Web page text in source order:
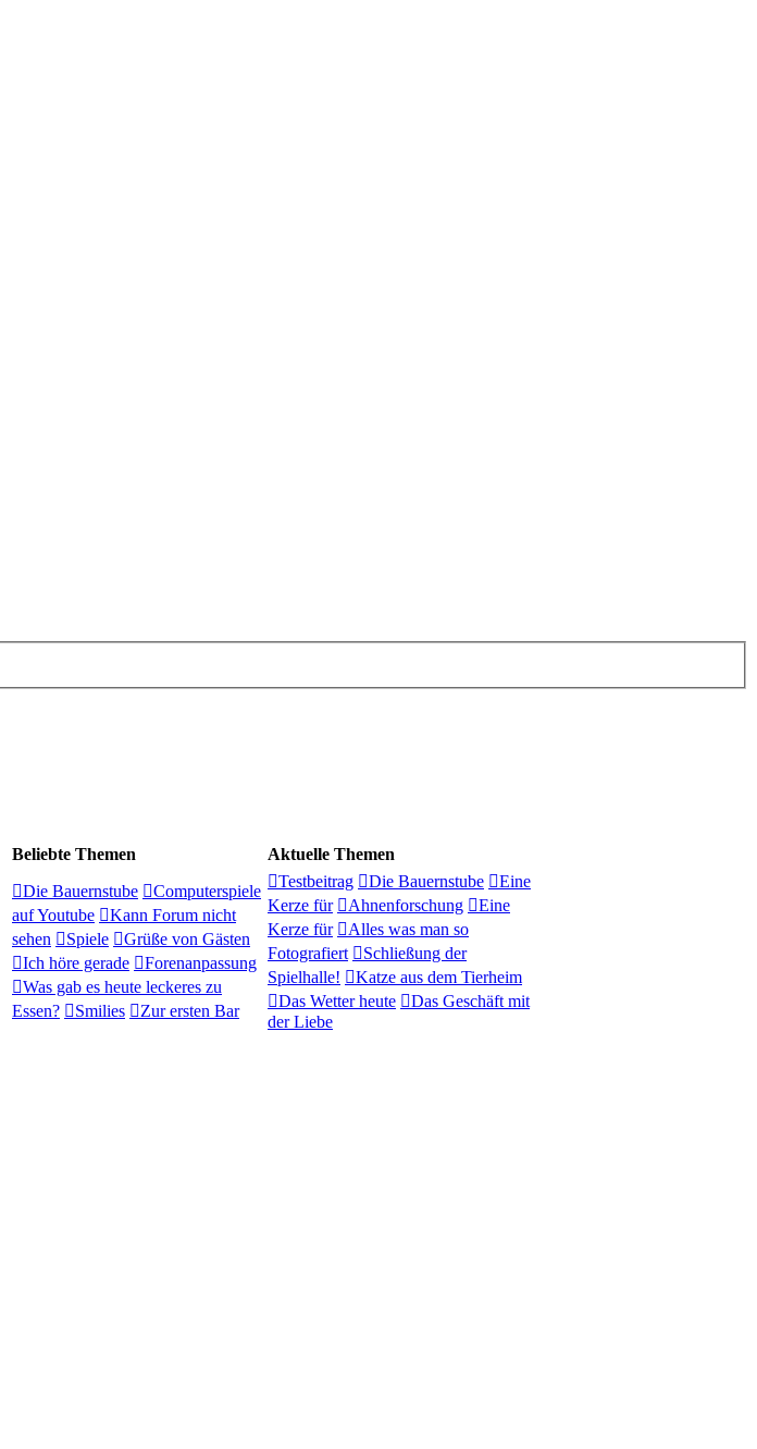
Beliebte Themen
Aktuelle Themen
Die Bauernstube
Computerspiele
auf Youtube
Kann Forum nicht
sehen
Spiele
Grüße von Gästen
Ich höre gerade
Forenanpassung
Was gab es heute leckeres zu
Essen?
Smilies Zur ersten Bar
Testbeitrag Die Bauernstube
Eine
Kerze für
Ahnenforschung
Eine
Kerze für
Alles was man so
Fotografiert
Schließung der
Spielhalle!
Katze aus dem Tierheim
Das Wetter heute
Das Geschäft mit
der Liebe